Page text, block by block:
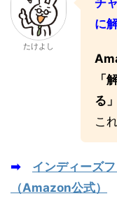
たけよし
チ
に
「
る
こ
➡
インディーズ
（Amazon公式）